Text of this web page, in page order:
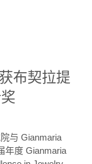
布契拉提
与 Gianmaria
年度 Gianmaria